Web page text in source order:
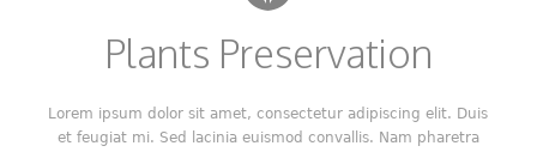
Plants Preservation
Lorem ipsum dolor sit amet, consectetur adipiscing elit. Duis
et feugiat mi. Sed lacinia euismod convallis. Nam pharetra